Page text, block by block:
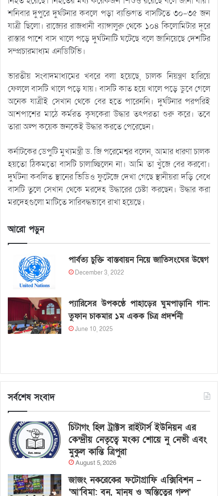
শনিবার দুপুরে দুর্ঘটনার কবলে পড়া ব্যক্তিগত বাসটিতে ৩০-৩৫ জন
যাত্রী ছিলো। রাজ্যের রাজধানী ব্যাঙ্গালুরু থেকে ১০৪ কিলোমিটার দূরে
রাস্তার পাশে বাস খালে পড়ে দুর্ঘটনাটি ঘটেছে বলে জানিয়েছে দেশটির
সম্প্রচারমাধ্যম এনডিটিভি।
ভারতীয় সংবাদমাধ্যমের খবরে বলা হয়েছে, চালক নিয়ন্ত্রণ হারিয়ে
ফেললে বাসটি খালে পড়ে যায়। বাসটি কাত হয়ে খালে পড়ে ডুবে গেলে
অনেক যাত্রীই সেখান থেকে বের হতে পারেননি। দুর্ঘটনার পরপরিই
আশপাশের মাঠে কর্মরত কৃষকেরা উদ্ধার তৎপরতা শুরু করে। তবে
তারা অল্প কয়েক জনকেই উদ্ধার করতে পেরেছেন।
কর্নাটকের ডেপুটি মুখ্যমন্ত্রী ড. জি পরেমেশ্বর বলেন, আমার ধারণা চালক
হয়তো ঠিকমতো বাসটি চালাচ্ছিলেন না। আমি তা খুঁজে বের করবো।
দুর্ঘটনা কবলিত স্থানের ভিডিও ফুটেজে দেখা গেছে স্থানীয়রা দড়ি বেধে
বাসটি তুলে সেখান থেকে মরদেহ উদ্ধারের চেষ্টা করছেন। উদ্ধার করা
মরদেহগুলো মাটিতে সারিবদ্ধভাবে রাখা হয়েছে।
আরো পড়ুন
পার্বত্য চুক্তি বাস্তবায়ন নিয়ে জাতিসংঘের উদ্বেগ
December 3, 2022
প্যারিসের উপকণ্ঠে পাহাড়ের ঘুমপাড়ানি গান:
তুফান চাকমার ১ম একক চিত্র প্রদর্শনী
June 10, 2025
সর্বশেষ সংবাদ
চিটাগং হিল ট্রাক্টস রাইটার্স ইউনিয়ন এর
কেন্দ্রীয় নেতৃত্বে মংক্য শোয়ে নু নেভী এবং
মুকুল কান্তি ত্রিপুরা
August 5, 2026
জাজং নকরেকের ফটোগ্রাফি এক্সিবিশন –
‘আ’বিমা: বন, মানুষ ও অস্তিত্বের গল্প’